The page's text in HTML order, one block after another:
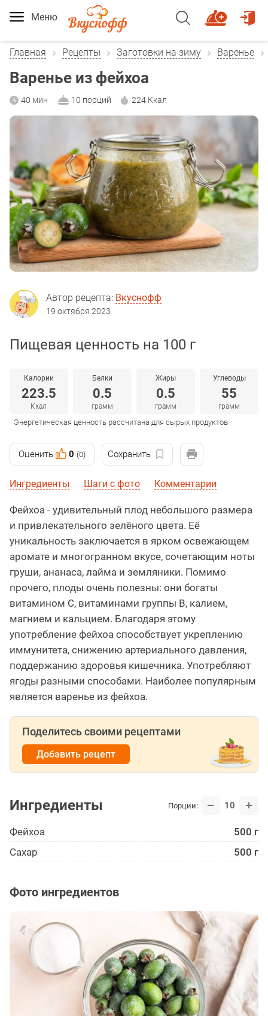
Меню
Главная Рецепты Заготовки на зиму Варенье
Варенье из фейхоа
40 мин 10 порций 224 Ккал
Автор рецепта: Вкуснофф
19 октября 2023
Пищевая ценность на 100 г
Калории
223.5
Ккал
Белки
0.5
грамм
Жиры
0.5
грамм
Углеводы
55
грамм
Энергетическая ценность рассчитана для сырых продуктов
Оценить 0 (0) Сохранить
Ингредиенты Шаги с фото Комментарии
Фейхоа - удивительный плод небольшого размера
и привлекательного зелёного цвета. Её
уникальность заключается в ярком освежающем
аромате и многогранном вкусе, сочетающим ноты
груши, ананаса, лайма и земляники. Помимо
прочего, плоды очень полезны: они богаты
витамином С, витаминами группы В, калием,
магнием и кальцием. Благодаря этому
употребление фейхоа способствует укреплению
иммунитета, снижению артериального давления,
поддержанию здоровья кишечника. Употребляют
ягоды разными способами. Наиболее популярным
является варенье из фейхоа.
Поделитесь своими рецептами
Добавить рецепт
Ингредиенты Порции: 10
Фейхоа
500 г
Сахар
500 г
Фото ингредиентов